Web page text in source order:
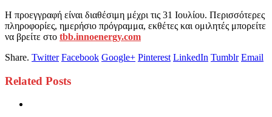
Η προεγγραφή είναι διαθέσιμη μέχρι τις 31 Ιουλίου. Περισσότερες
πληροφορίες, ημερήσιο πρόγραμμα, εκθέτες και ομιλητές μπορείτε
να βρείτε στο tbb.innoenergy.com
Share. Twitter Facebook Google+ Pinterest LinkedIn Tumblr Email
Related Posts